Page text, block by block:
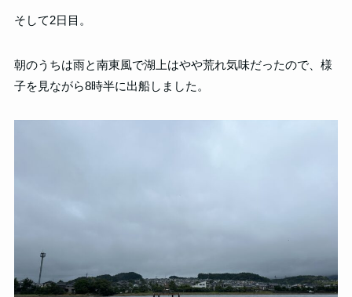
そして2日目。
朝のうちは雨と南東風で湖上はやや荒れ気味だったので、様
子を見ながら8時半に出船しました。